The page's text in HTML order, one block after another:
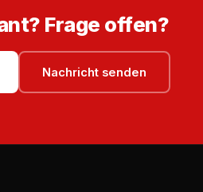
Frage offen?
Nachricht senden